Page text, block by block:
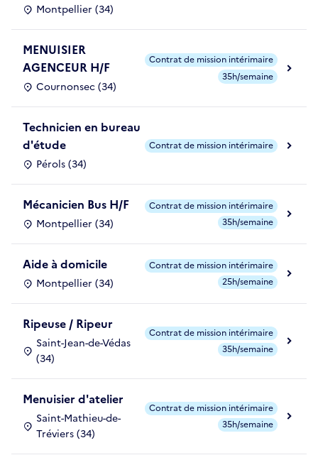
Montpellier (34)
MENUISIER
AGENCEUR H/F
Cournonsec (34)
Contrat de mission intérimaire
35h/semaine
Technicien en bureau
d'étude
Pérols (34)
Contrat de mission intérimaire
Mécanicien Bus H/F
Montpellier (34)
Contrat de mission intérimaire
35h/semaine
Aide à domicile
Montpellier (34)
Contrat de mission intérimaire
25h/semaine
Ripeuse / Ripeur
Saint-Jean-de-Védas
(34)
Contrat de mission intérimaire
35h/semaine
Menuisier d'atelier
Saint-Mathieu-de-
Tréviers (34)
Contrat de mission intérimaire
35h/semaine